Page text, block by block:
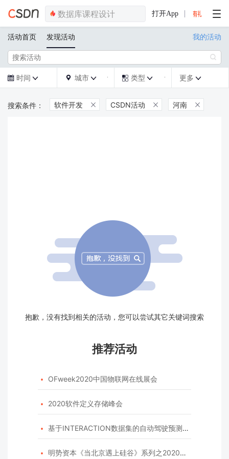
打开App
活动首页 发现活动 我的活动

 时间   城市   类型  更多 
软件开发  CSDN活动  河南 
抱歉，没有找到相关的活动，您可以尝试其它关键词搜索
推荐活动
 OFweek2020中国物联网在线展会
 2020软件定义存储峰会
 基于INTERACTION数据集的自动驾驶预测模型挑战赛
 明势资本《当北京遇上硅谷》系列之2020年度开源峰会